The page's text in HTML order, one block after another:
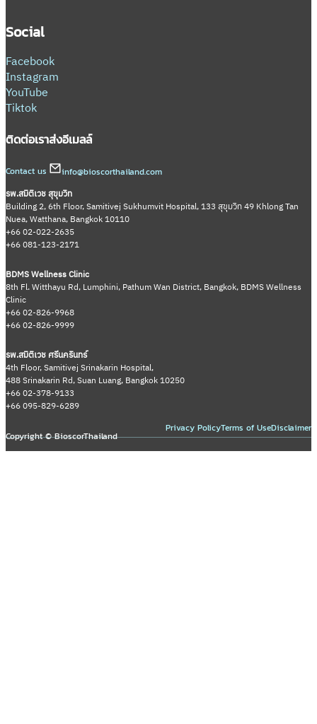
Social
Facebook
Instagram
YouTube
Tiktok
ติดต่อเรา
Contact us
ส่งอีเมลล์
info@bioscorthailand.com
รพ.สมิติเวช สุขุมวิท
Building 2, 6th Floor, Samitivej Sukhumvit Hospital, 133 สุขุมวิท 49 Khlong Tan
Nuea, Watthana, Bangkok 10110
+66 02-022-2635
+66 081-123-2171
BDMS Wellness Clinic
8th Fl. Witthayu Rd, Lumphini, Pathum Wan District, Bangkok, BDMS Wellness
Clinic
+66 02-826-9968
+66 02-826-9999
รพ.สมิติเวช ศรีนครินทร์
4th Floor, Samitivej Srinakarin Hospital,
488 Srinakarin Rd, Suan Luang, Bangkok 10250
+66 02-378-9133
+66 095-829-6289
Copyright © BioscorThailand
Privacy PolicyTerms of UseDisclaimer